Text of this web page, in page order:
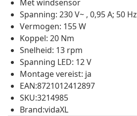
Met windsensor
Spanning: 230 V~ , 0,95 A; 50 Hz
Vermogen: 155 W
Koppel: 20 Nm
Snelheid: 13 rpm
Spanning LED: 12 V
Montage vereist: ja
EAN:8721012412897
SKU:3214985
Brand:vidaXL